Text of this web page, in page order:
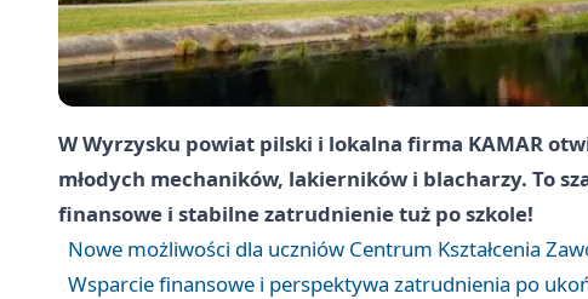
W Wyrzysku powiat pilski i lokalna firma KAMAR
młodych mechaników, lakierników i blacharzy. To
finansowe i stabilne zatrudnienie tuż po szkole!
Nowe możliwości dla uczniów Centrum Kształcenia
Wsparcie finansowe i perspektywa zatrudnienia po